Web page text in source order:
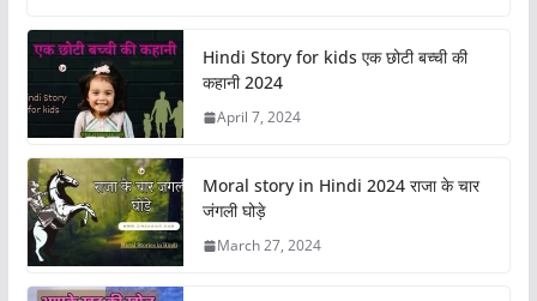
c
e
b
o
o
k
st
o
d
o
n
e
Hindi Story for kids एक छोटी बच्ची की
कहानी 2024
April 7, 2024
Moral story in Hindi 2024 राजा के चार
जंगली घोड़े
March 27, 2024